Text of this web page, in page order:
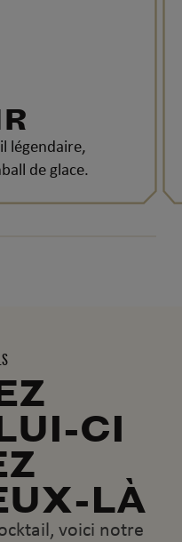
légendaire,
de glace.
CI
LÀ
voici notre